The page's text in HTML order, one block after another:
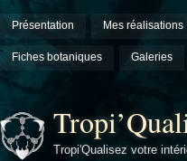
Présentation Mes réalisations
Fiches botaniques Galeries
Tropi'Qualisez votre